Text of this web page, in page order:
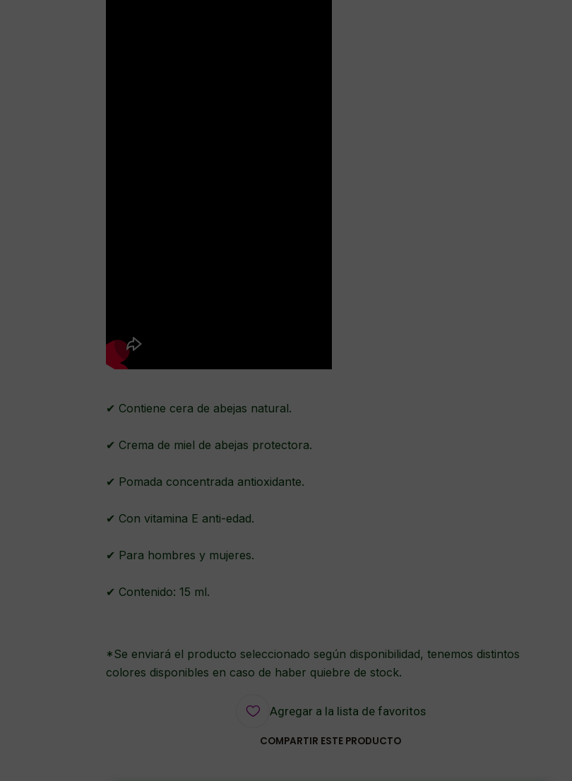
✔ Contiene cera de abejas natural.
✔ Crema de miel de abejas protectora.
✔ Pomada concentrada antioxidante.
✔ Con vitamina E anti-edad.
✔ Para hombres y mujeres.
✔ Contenido: 15 ml.
*Se enviará el producto seleccionado según disponibilidad, tenemos distintos
colores disponibles en caso de haber quiebre de stock.
Agregar a la lista de favoritos
COMPARTIR ESTE PRODUCTO